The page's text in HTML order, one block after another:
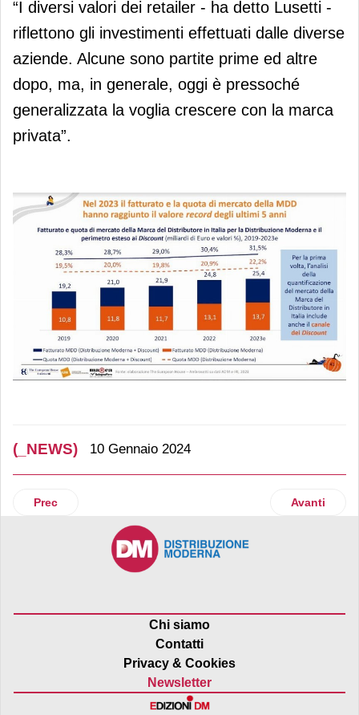
“I diversi valori dei retailer - ha detto Lusetti -
riflettono gli investimenti effettuati dalle diverse
aziende. Alcune sono partite prime ed altre
dopo, ma, in generale, oggi è pressoché
generalizzata la voglia crescere con la marca
privata”.
(_NEWS) 10 Gennaio 2024
Articolo precedente: L'Insalata dell'Orto verso nuovi
Prec Articolo
Avanti
Chi siamo
Contatti
Privacy & Cookies
Newsletter